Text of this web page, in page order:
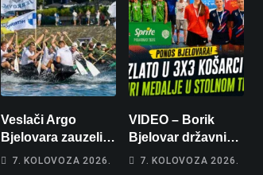
Veslači Argo
Bjelovara zauzeli
14. mjesto na
7. KOLOVOZA 2026.
VIDEO – Borik
Bjelovar državni
prvaci u 3×3
7. KOLOVOZA 2026.